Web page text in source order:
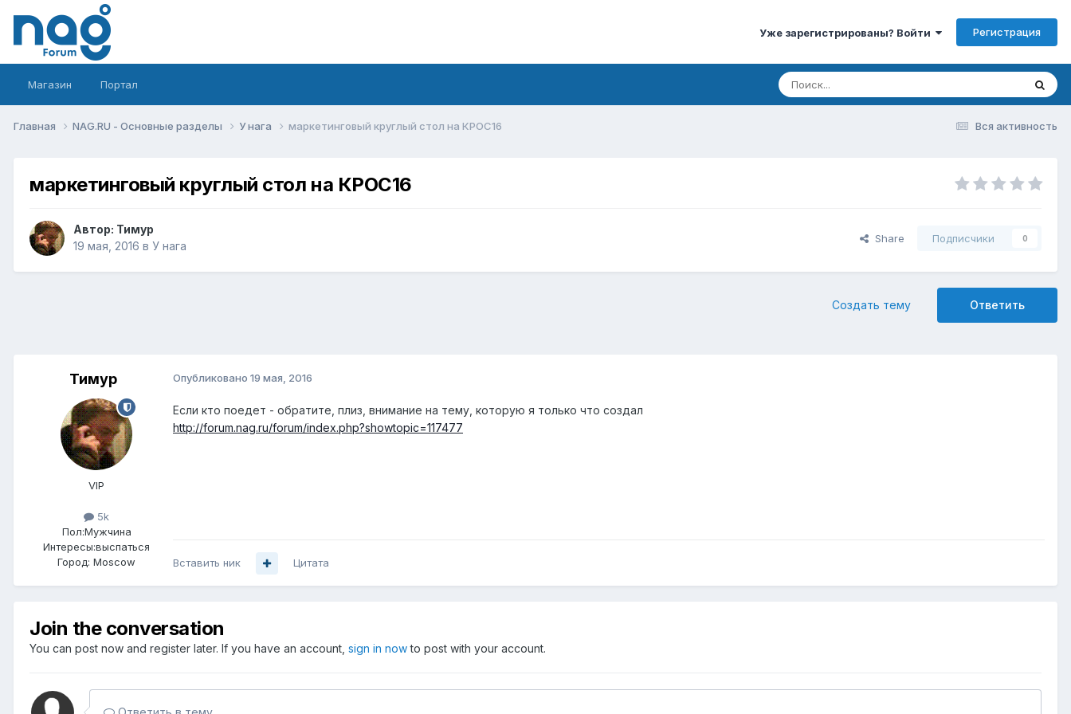
Уже зарегистрированы? Войти Регистрация
Магазин Портал
Вся активность
Главная NAG.RU - Основные разделы У нага маркетинговый круглый стол на КРОС16
маркетинговый круглый стол на КРОС16
Автор: Тимур
19 мая, 2016 в У нага
Share Подписчики 0
Ответить
Создать тему
Тимур
VIP
5k
Пол:Мужчина
Интересы:выспаться
Город: Moscow
Опубликовано 19 мая, 2016
Если кто поедет - обратите, плиз, внимание на тему, которую я только что создал
http://forum.nag.ru/forum/index.php?showtopic=117477
Вставить ник Цитата
Join the conversation
You can post now and register later. If you have an account, sign in nowto post with your account.